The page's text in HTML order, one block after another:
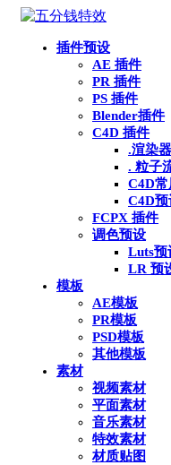
插件预设
AE 插件
PR 插件
PS 插件
Blender插件
C4D 插件
.渲染器
. 粒子
C4D
C4D预
FCPX 插件
调色预设
Luts预
LR 预
模板
AE模板
PR模板
PSD模板
其他模板
素材
视频素材
平面素材
音乐素材
特效素材
材质贴图